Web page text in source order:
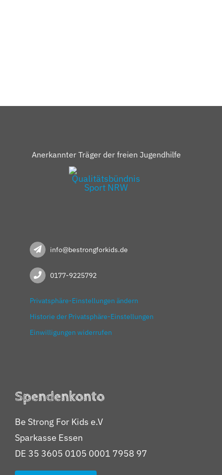
Anerkannter Träger der freien Jugendhilfe
info@bestrongforkids.de
0177-9225792
Privatsphäre-Einstellungen ändern
Historie der Privatsphäre-Einstellungen
Einwilligungen widerrufen
Spendenkonto
Be Strong For Kids e.V
Sparkasse Essen
DE 35 3605 0105 0001 7958 97